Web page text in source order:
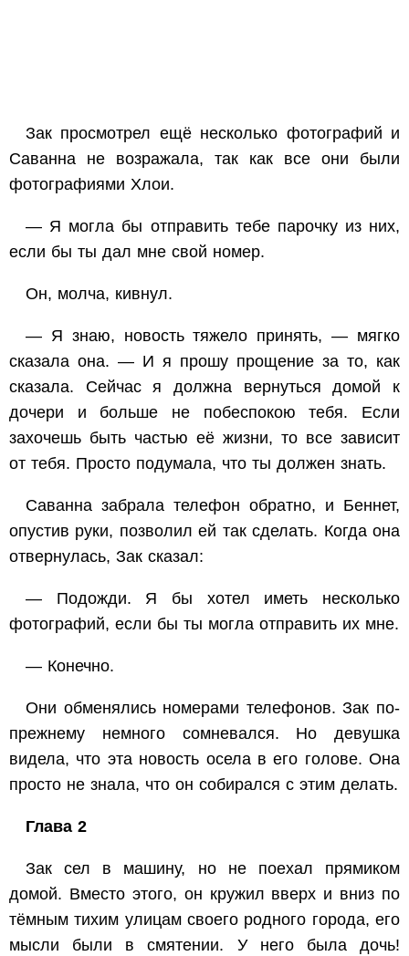
Зак просмотрел ещё несколько фотографий и
Саванна не возражала, так как все они были
фотографиями Хлои.
— Я могла бы отправить тебе парочку из них,
если бы ты дал мне свой номер.
Он, молча, кивнул.
— Я знаю, новость тяжело принять, — мягко
сказала она. — И я прошу прощение за то, как
сказала. Сейчас я должна вернуться домой к
дочери и больше не побеспокою тебя. Если
захочешь быть частью её жизни, то все зависит
от тебя. Просто подумала, что ты должен знать.
Саванна забрала телефон обратно, и Беннет,
опустив руки, позволил ей так сделать. Когда она
отвернулась, Зак сказал:
— Подожди. Я бы хотел иметь несколько
фотографий, если бы ты могла отправить их мне.
— Конечно.
Они обменялись номерами телефонов. Зак по-
прежнему немного сомневался. Но девушка
видела, что эта новость осела в его голове. Она
просто не знала, что он собирался с этим делать.
Глава 2
Зак сел в машину, но не поехал прямиком
домой. Вместо этого, он кружил вверх и вниз по
тёмным тихим улицам своего родного города, его
мысли были в смятении. У него была дочь!